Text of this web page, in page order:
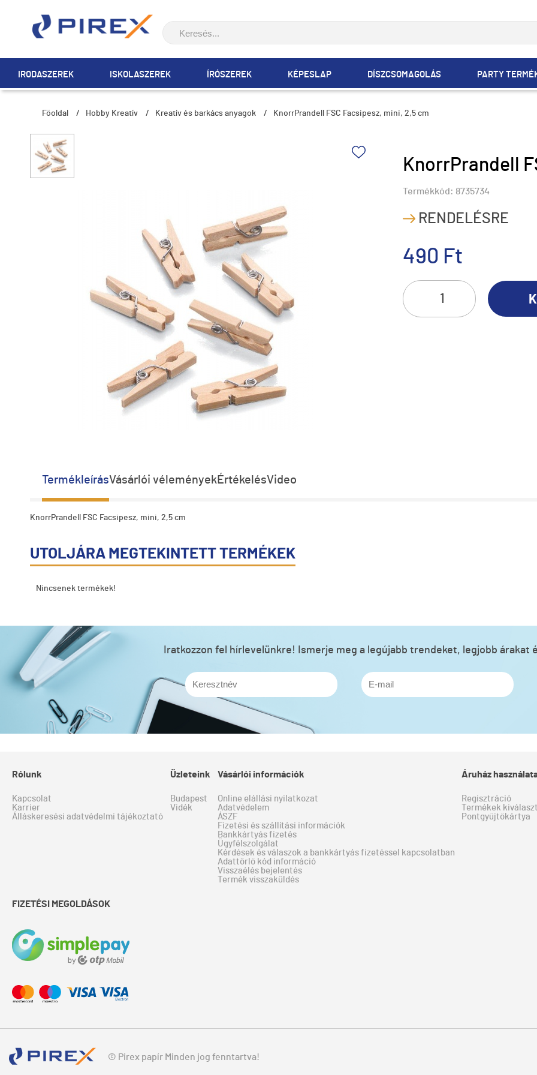
IRODASZEREK ISKOLASZEREK ÍRÓSZEREK KÉPESLAP DÍSZCSOMAGOLÁS PARTY
Főoldal / Hobby Kreatív / Kreatív és barkács anyagok / KnorrPrandell FSC Facsipesz, mini, 2,5 cm
KnorrPrandell
Termékkód: 8735734
RENDELÉSRE
490 Ft
TermékleírásVásárlói véleményekÉrtékelésVideo
KnorrPrandell FSC Facsipesz, mini, 2,5 cm
UTOLJÁRA MEGTEKINTETT TERMÉKEK
Nincsenek termékek!
Iratkozzon fel hírlevelünkre! Ismerje meg a legújabb trendeket, legjobb árakat
Rólunk
Kapcsolat
Karrier
Álláskeresési adatvédelmi tájékoztató
Üzleteink
Budapest
Vidék
Vásárlói információk
Online elállási nyilatkozat
Adatvédelem
ÁSZF
Fizetési és szállítási információk
Bankkártyás fizetés
Ügyfélszolgálat
Kérdések és válaszok a bankkártyás fizetéssel kapcsolatban
Adattörlő kód információ
Visszaélés bejelentés
Termék visszaküldés
Áruház
Regisztráció
Termékek
Pontgyűjtőkártya
FIZETÉSI MEGOLDÁSOK
© Pirex papír Minden jog fenntartva!